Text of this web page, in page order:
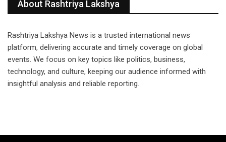
About Rashtriya Lakshya
Rashtriya Lakshya News is a trusted international news
platform, delivering accurate and timely coverage on global
events. We focus on key topics like politics, business,
technology, and culture, keeping our audience informed with
insightful analysis and reliable reporting.